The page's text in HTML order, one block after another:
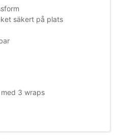
säkert på plats
3 wraps